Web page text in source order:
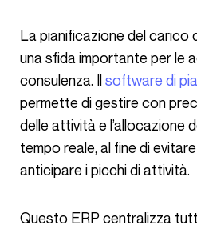
La pianificazione del carico di lavoro rappresenta
una sfida importante per le
consulenza. Ilsoftware di
permette di gestire con
delle attività e l’allocazione
tempo reale, al fine di
anticipare i picchi di attività.
Questo ERP centralizza tutti i dati chiave — CRM,